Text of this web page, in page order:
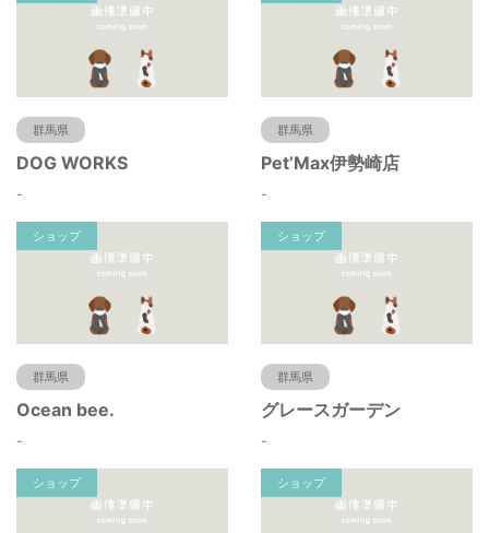
群馬県
DOG WORKS
-
群馬県
Pet’Max伊勢崎店
-
ショップ
群馬県
Ocean bee.
-
ショップ
群馬県
グレースガーデン
-
ショップ ショップ